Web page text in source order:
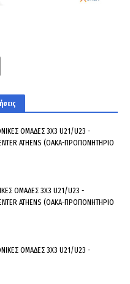
ΟΜΑΔΕΣ 3Χ3 U21/U23 -
ATHENS (ΟΑΚΑ-ΠΡΟΠΟΝΗΤΗΡΙΟ
ΟΜΑΔΕΣ 3Χ3 U21/U23 -
ATHENS (ΟΑΚΑ-ΠΡΟΠΟΝΗΤΗΡΙΟ
ΟΜΑΔΕΣ 3Χ3 U21/U23 -